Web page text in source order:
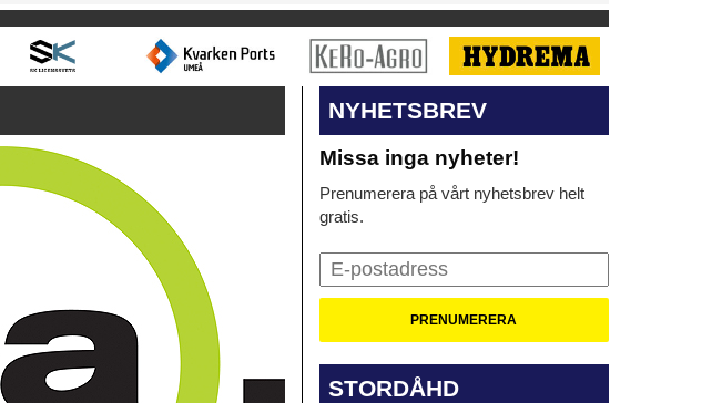
NYHETSBREV
Missa inga nyheter!
Prenumerera på vårt nyhetsbrev helt
gratis.
STORDÅHD